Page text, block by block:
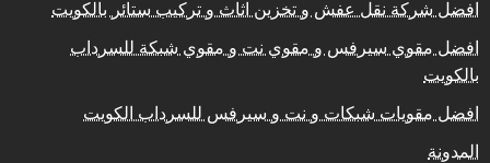
افضل شركة نقل عفش و تخزين اثاث و تركيب ستائر بالكويت
افضل مقوي سيرفس و مقوي نت و مقوي شبكة للسرداب
بالكويت
افضل مقويات شبكات و نت و سيرفس للسرداب الكويت
المدونة